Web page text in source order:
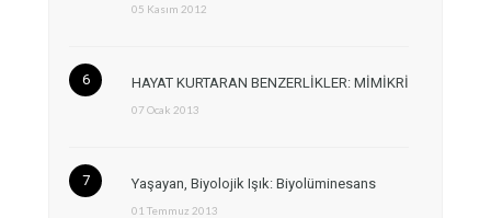
05 Kasım 2012
HAYAT KURTARAN BENZERLİKLER: MİMİKRİ
07 Ocak 2013
Yaşayan, Biyolojik Işık: Biyolüminesans
01 Temmuz 2013